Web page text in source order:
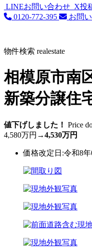
LINEお問い合わせ X投
0120-772-395
お問
物件検索 realestate
相模原市南
新築分譲住
値下げしました！ Price
4,580万円 →4,530万円
価格改定日:令和8年